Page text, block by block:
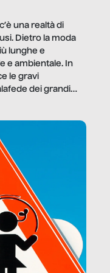
una realtà di
Dietro la moda
lunghe e
e ambientale. In
le gravi
dei grandi